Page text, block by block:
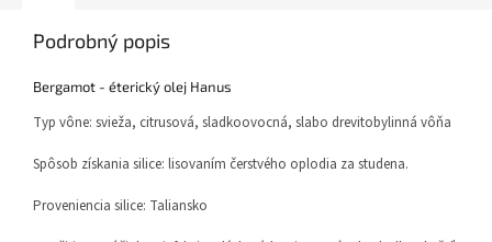
Podrobný popis
Bergamot - éterický olej Hanus
Typ vône: svieža, citrusová, sladkoovocná, slabo drevitobylinná vôňa
Spôsob získania silice: lisovaním čerstvého oplodia za studena.
Proveniencia silice: Taliansko